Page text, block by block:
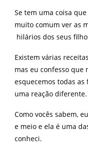
Se tem uma coisa
muito comum ver as
hilários dos seus
Existem várias
mas eu confesso que
esquecemos todas
uma reação diferente.
Como vocês sabem,
e meio e ela é uma
conheci.